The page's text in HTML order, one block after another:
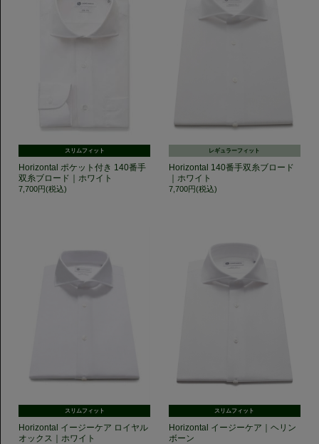
スリムフィット
Horizontal ポケット付き 140番手
双糸ブロード｜ホワイト
7,700円(税込)
レギュラーフィット
Horizontal 140番手双糸ブロード
｜ホワイト
7,700円(税込)
スリムフィット
Horizontal イージーケア ロイヤル
オックス｜ホワイト
スリムフィット
Horizontal イージーケア｜ヘリン
ボーン